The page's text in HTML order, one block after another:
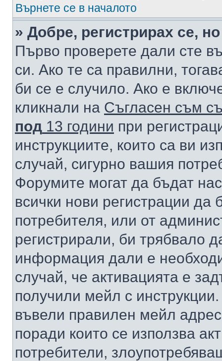
Върнете се в началото
» Добре, регистрирах се,
Първо проверете дали сте
си. Ако те са правилни,
би се е случило. Ако е
кликнали на Съгласен съм
под 13 години при
инструкциите, които са ви
случай, сигурно вашия
Форумите могат да бъдат
всички нови регистрации да
потребителя, или от
регистрирали, би трябвало
информация дали е
случай, че активацията е
получили мейл с
въвели правилен мейл
поради които се използва
потребители,